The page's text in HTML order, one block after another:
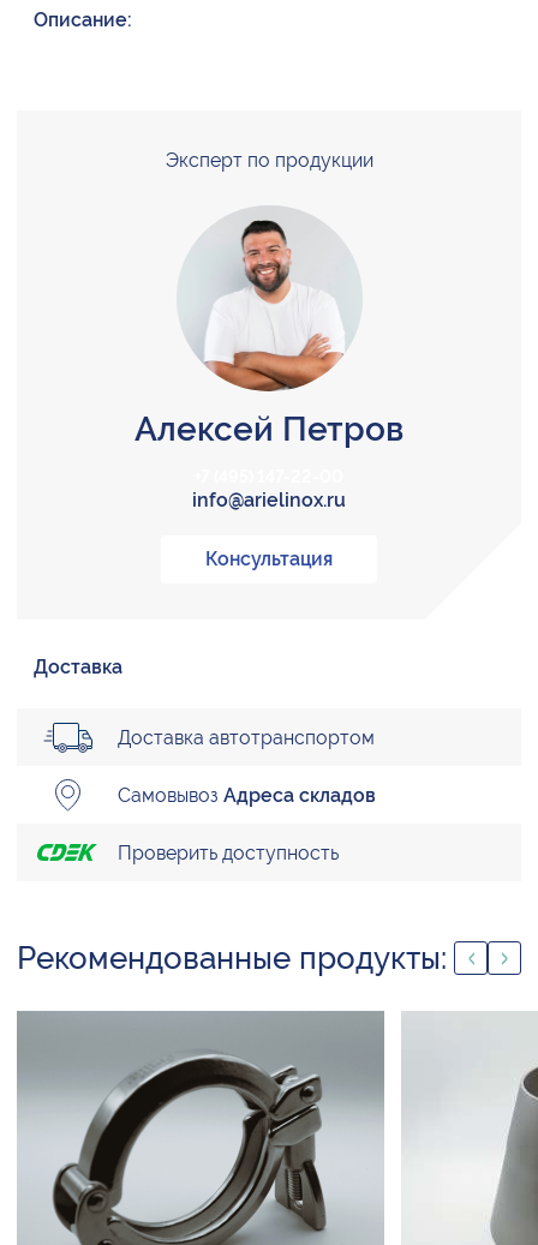
Описание:
Эксперт по продукции
Алексей Петров
info@arielinox.ru
Консультация
Доставка
Доставка автотранспортом
Самовывоз Адреса складов
Проверить доступность
Рекомендованные продукты: